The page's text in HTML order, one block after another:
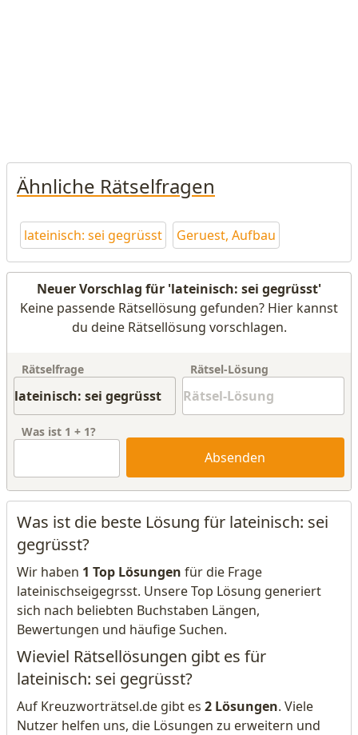
Ähnliche Rätselfragen
lateinisch: sei gegrüsst Geruest, Aufbau
Neuer Vorschlag für 'lateinisch: sei gegrüsst'
Keine passende Rätsellösung gefunden? Hier kannst
du deine Rätsellösung vorschlagen.
Rätselfrage Rätsel-Lösung
Was ist 1 + 1?
Absenden
Was ist die beste Lösung für lateinisch: sei
gegrüsst?
Wir haben 1 Top Lösungen für die Frage
lateinischseigegrsst. Unsere Top Lösung generiert
sich nach beliebten Buchstaben Längen,
Bewertungen und häufige Suchen.
Wieviel Rätsellösungen gibt es für
lateinisch: sei gegrüsst?
Auf Kreuzworträtsel.de gibt es 2 Lösungen. Viele
Nutzer helfen uns, die Lösungen zu erweitern und